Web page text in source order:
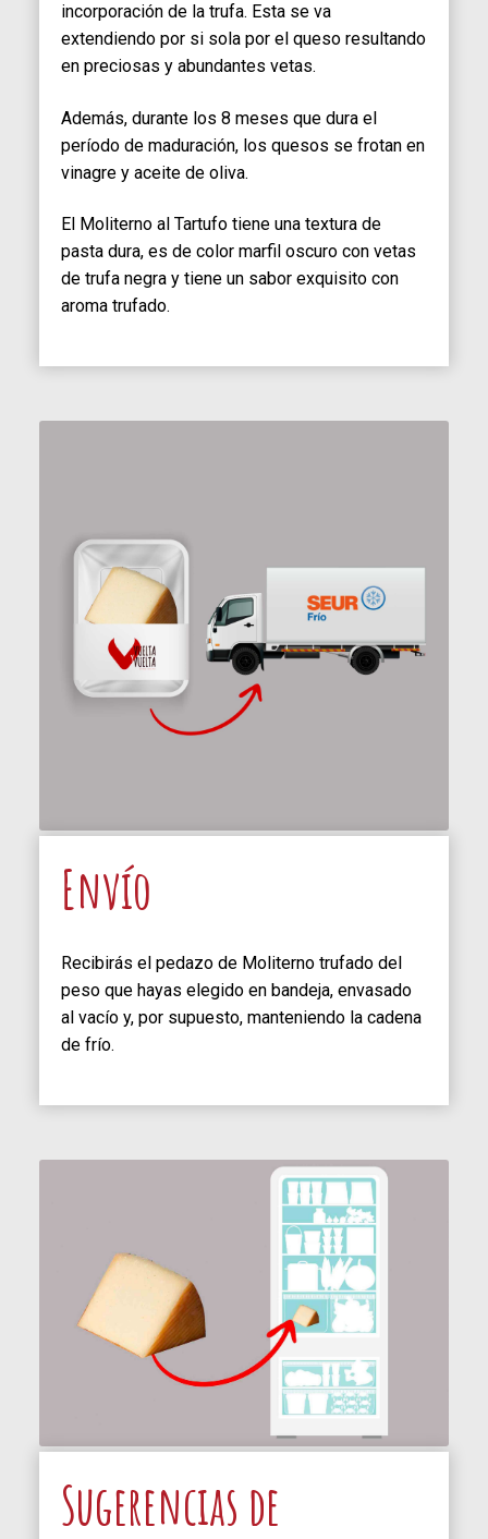
incorporación de la trufa. Esta se va
extendiendo por si sola por el queso resultando
en preciosas y abundantes vetas.
Además, durante los 8 meses que dura el
período de maduración, los quesos se frotan en
vinagre y aceite de oliva.
El Moliterno al Tartufo tiene una textura de
pasta dura, es de color marfil oscuro con vetas
de trufa negra y tiene un sabor exquisito con
aroma trufado.
Envío
Recibirás el pedazo de Moliterno trufado del
peso que hayas elegido en bandeja, envasado
al vacío y, por supuesto, manteniendo la cadena
de frío.
Sugerencias de